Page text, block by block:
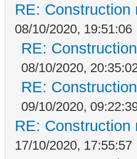
RE:
08/10/2020, 19:51:06
RE:
08/10/2020,
RE:
09/10/2020,
RE:
17/10/2020, 17:55:57